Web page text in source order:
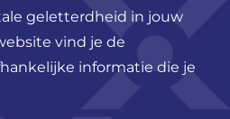
geletterdheid in jouw
vind je de
informatie die je